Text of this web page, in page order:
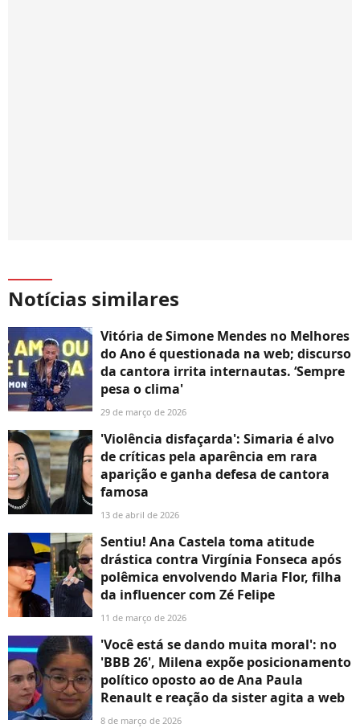
Notícias similares
Vitória de Simone Mendes no Melhores
do Ano é questionada na web; discurso
da cantora irrita internautas. ‘Sempre
pesa o clima'
29 de março de 2026
'Violência disfaçarda': Simaria é alvo
de críticas pela aparência em rara
aparição e ganha defesa de cantora
famosa
13 de abril de 2026
Sentiu! Ana Castela toma atitude
drástica contra Virgínia Fonseca após
polêmica envolvendo Maria Flor, filha
da influencer com Zé Felipe
11 de março de 2026
'Você está se dando muita moral': no
'BBB 26', Milena expõe posicionamento
político oposto ao de Ana Paula
Renault e reação da sister agita a web
8 de março de 2026